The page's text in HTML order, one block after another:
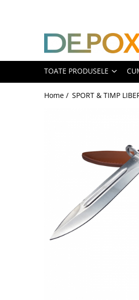
Toate Produsele
SPORT & TIMP LIBER
AUTOAPARARE
Pumnaluri si boxuri
Bastoane telescopice si nunceaguri
Seturi & accesorii autoaparare
VANATOARE, DRUMETII & CAMPING
Briceaguri fluture & antrenament
Accesorii tactice si sport
TOATE PRODUSELE
Home / SPORT & TIMP